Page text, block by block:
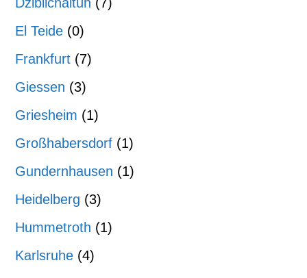
El Teide (0)
Frankfurt (7)
Giessen (3)
Griesheim (1)
Großhabersdorf (1)
Gundernhausen (1)
Heidelberg (3)
Hummetroth (1)
Karlsruhe (4)